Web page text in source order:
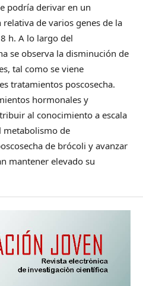
podría derivar en un
de varios genes de la
h. A lo largo del
se observa la disminución de
tal como se viene
tratamientos poscosecha.
hormonales y
al conocimiento a escala
metabolismo de
de brócoli y avanzar
mantener elevado su